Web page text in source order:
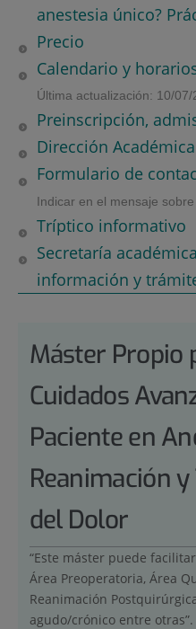
anestesia único?
Precio
Calendario y
Última actualización: 10/07/
Preinscripción,
Dirección Académica
Formulario de
Indicar en el mensaje
Tríptico informativo
Secretaría
información y
Máster Propio
Cuidados
Paciente en
Reanimación
del Dolor
“Este máster puede
Área Preoperatoria, Área
Reanimación
agudo/crónico entre otras”.